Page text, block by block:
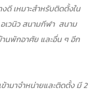
เหมาะสำหรับติดตั้งใน
เวนิว สนามกีฬา สนาม
นพักอาศัย และอื่น ๆ อีก
ามาจำหน่ายและติดตั้ง มี 2